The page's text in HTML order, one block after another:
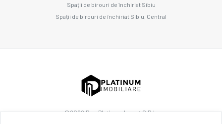
Spații de birouri de închiriat Sibiu
Spații de birouri de închiriat Sibiu, Central
©2026Dnp Platinum Invest S.R.L.